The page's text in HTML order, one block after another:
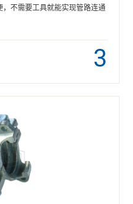
不需要工具就能实现管路连通
3